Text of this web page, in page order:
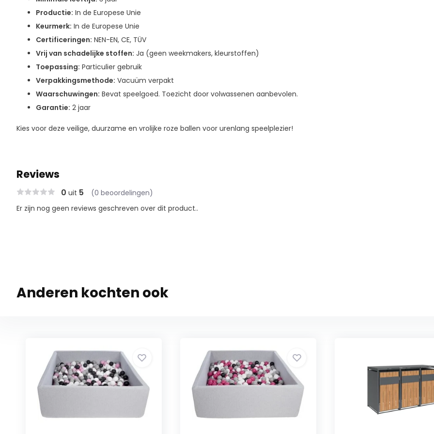
Productie: In de Europese Unie
Keurmerk: In de Europese Unie
Certificeringen: NEN-EN, CE, TÜV
Vrij van schadelijke stoffen: Ja (geen weekmakers, kleurstoffen)
Toepassing: Particulier gebruik
Verpakkingsmethode: Vacuüm verpakt
Waarschuwingen: Bevat speelgoed. Toezicht door volwassenen aanbevolen.
Garantie: 2 jaar
Kies voor deze veilige, duurzame en vrolijke roze ballen voor urenlang speelplezier!
Reviews
0 uit 5 (0 beoordelingen)
Er zijn nog geen reviews geschreven over dit product..
Anderen kochten ook